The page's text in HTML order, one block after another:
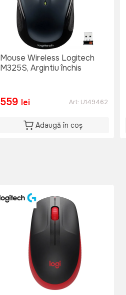
Mouse Wireless Logitech
M325S, Argintiu închis
559 lei Art: U149462
Adaugă în coș